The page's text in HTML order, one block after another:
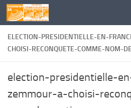
Skip to content
ELECTION-PRESIDENTIELLE-EN-
CHOISI-RECONQUETE-COMME-NOM-
election-presidentielle-
zemmour-a-choisi-